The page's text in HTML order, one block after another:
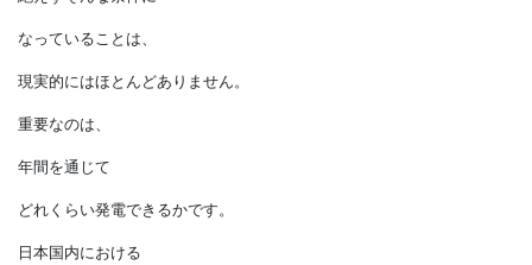
地域もあるのでは？
強い（1kW/㎡）日射と、
モジュールの温度25℃で
計算しています。